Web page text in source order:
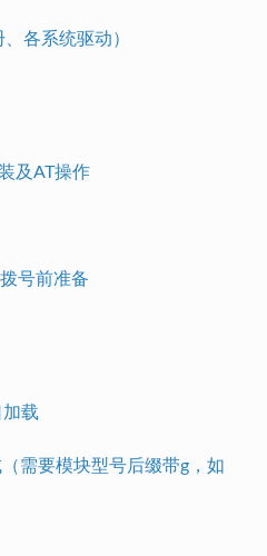
各系统驱动）
及AT操作
号前准备
载
需要模块型号后缀带g，如